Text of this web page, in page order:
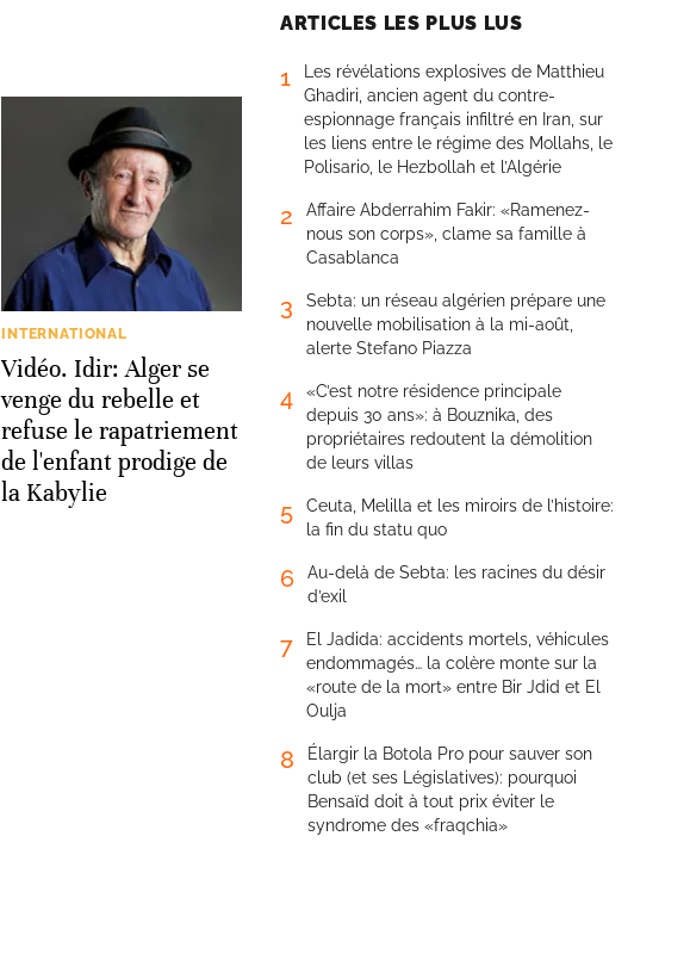
INTERNATIONAL
Vidéo. Idir: Alger se
venge du rebelle et
refuse le rapatriement
de l'enfant prodige de
la Kabylie
ARTICLES LES PLUS LUS
1
Les révélations explosives de Matthieu
Ghadiri, ancien agent du contre-
espionnage français infiltré en Iran, sur
les liens entre le régime des Mollahs, le
Polisario, le Hezbollah et l’Algérie
2
Affaire Abderrahim Fakir: «Ramenez-
nous son corps», clame sa famille à
Casablanca
3
Sebta: un réseau algérien prépare une
nouvelle mobilisation à la mi-août,
alerte Stefano Piazza
4
«C’est notre résidence principale
depuis 30 ans»: à Bouznika, des
propriétaires redoutent la démolition
de leurs villas
5
Ceuta, Melilla et les miroirs de l’histoire:
la fin du statu quo
6
Au-delà de Sebta: les racines du désir
d’exil
7
El Jadida: accidents mortels, véhicules
endommagés… la colère monte sur la
«route de la mort» entre Bir Jdid et El
Oulja
8
Élargir la Botola Pro pour sauver son
club (et ses Législatives): pourquoi
Bensaïd doit à tout prix éviter le
syndrome des «fraqchia»